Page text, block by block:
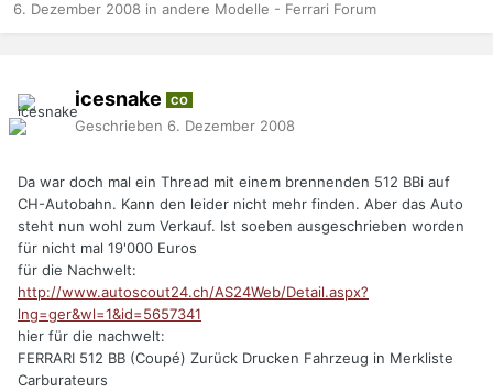
6. Dezember 2008 in andere Modelle - Ferrari Forum
icesnake CO
Geschrieben 6. Dezember 2008
Da war doch mal ein Thread mit einem brennenden 512 BBi auf
CH-Autobahn. Kann den leider nicht mehr finden. Aber das Auto
steht nun wohl zum Verkauf. Ist soeben ausgeschrieben worden
für nicht mal 19'000 Euros
für die Nachwelt:
http://www.autoscout24.ch/AS24Web/Detail.aspx?
lng=ger&wl=1&id=5657341
hier für die nachwelt:
FERRARI 512 BB (Coupé) Zurück Drucken Fahrzeug in Merkliste
Carburateurs